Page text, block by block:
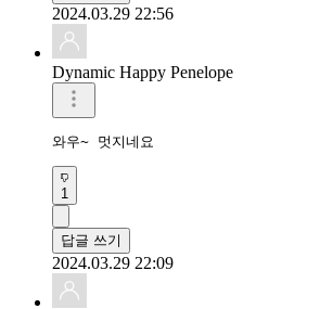
2024.03.29 22:56
Dynamic Happy Penelope
와우~ 멋지네요
1
답글 쓰기
2024.03.29 22:09